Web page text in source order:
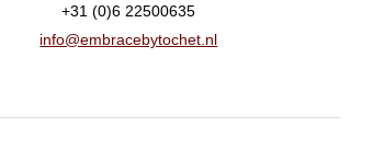
+31 (0)6 22500635
info@embracebytochet.nl